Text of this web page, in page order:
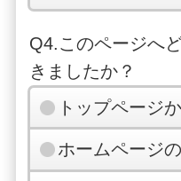
Q4.このページへ
きましたか？
トップページ
ホームページ